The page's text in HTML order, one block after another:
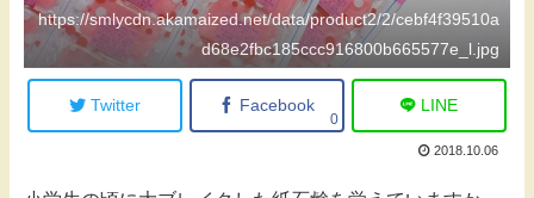
https://smlycdn.akamaized.net/data/product2/2/cebf4f39510a
d68e2fbc185ccc916800b665577e_l.jpg
Twitter Facebook
0
LINE
2018.10.06